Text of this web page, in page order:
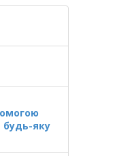
яку